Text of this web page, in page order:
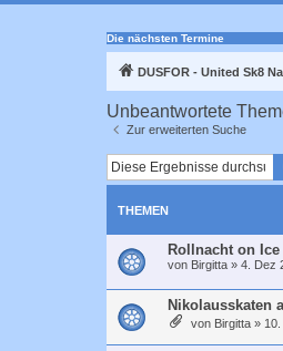
Die nächsten Termine
DUSFOR - United Sk8
Unbeantwortete
Zur erweiterten Suche
THEMEN
Rollnacht on Ice
von Birgitta » 4. Dez
Nikolausskaten
von Birgitta »